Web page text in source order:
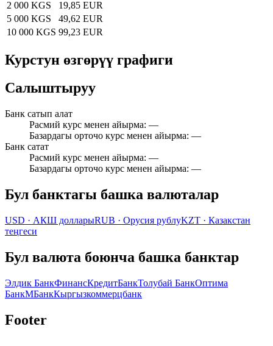
2 000 KGS
19,85 EUR
5 000 KGS
49,62 EUR
10 000 KGS 99,23 EUR
Курстун өзгөрүү графиги
Салыштыруу
Банк сатып алат
Расмий курс менен айырма: —
Базардагы орточо курс менен айырма: —
Банк сатат
Расмий курс менен айырма: —
Базардагы орточо курс менен айырма: —
Бул банктагы башка валюталар
USD · АКШ долларыRUB · Орусия рублуKZT · Казакстан
теңгеси
Бул валюта боюнча башка банктар
Элдик БанкФинансКредитБанкТолубай БанкОптима
БанкМБанкКыргызкоммерцбанк
Footer